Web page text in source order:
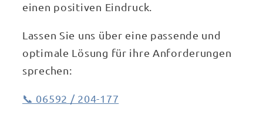
einen positiven Eindruck.
Lassen Sie uns über eine passende und
optimale Lösung für ihre Anforderungen
sprechen:
📞 06592 / 204-177